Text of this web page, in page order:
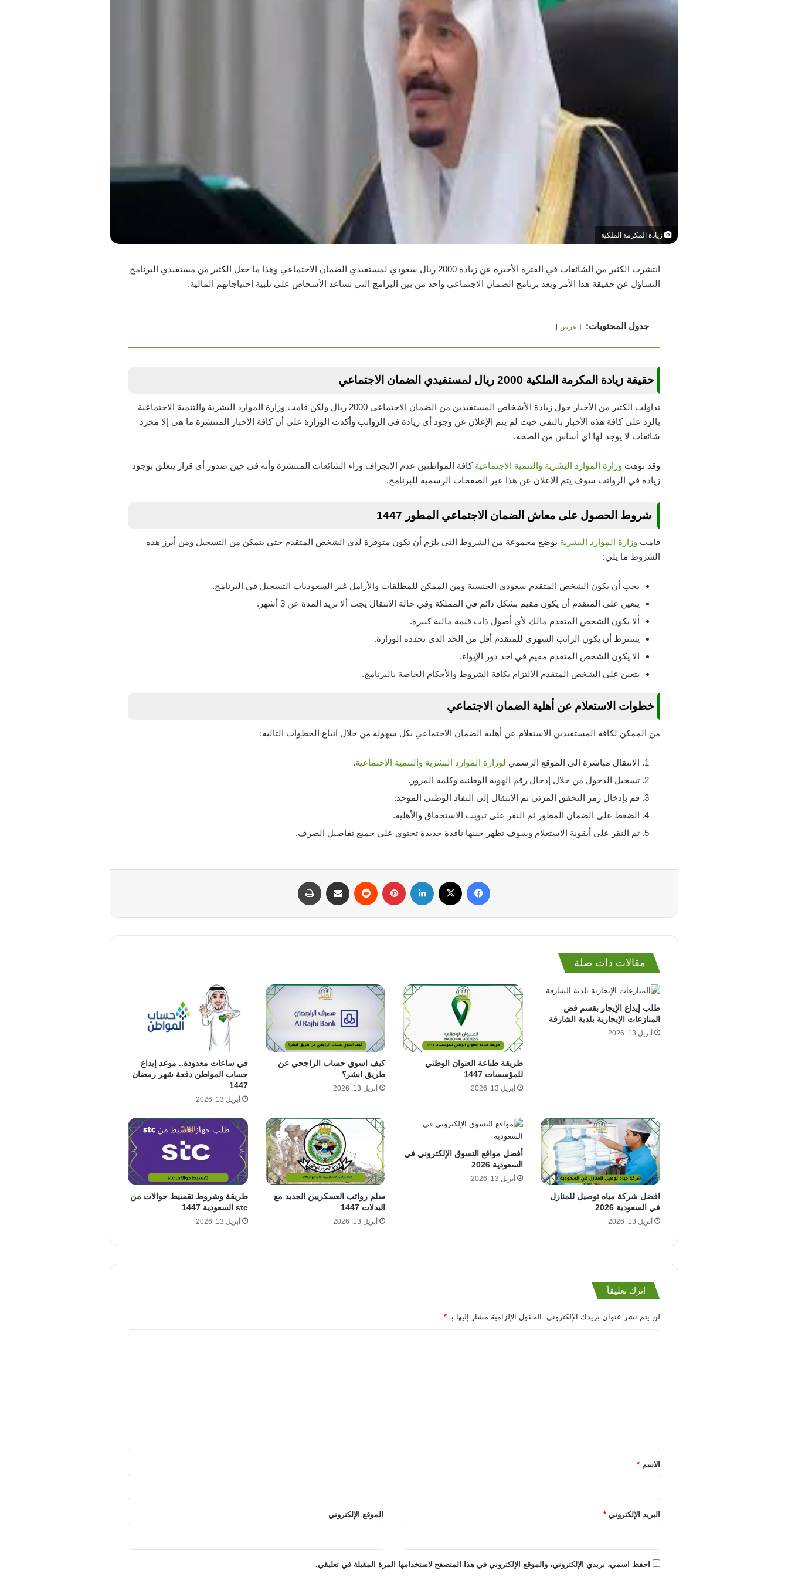
زيادة المكرمة الملكية
انتشرت الكثير من الشائعات في الفترة الأخيرة عن زيادة 2000 ريال سعودي لمستفيدي الضمان الاجتماعي وهذا ما جعل الكثير من مستفيدي البرنامج
التساؤل عن حقيقة هذا الأمر ويعد برنامج الضمان الاجتماعي واحد من بين البرامج التي تساعد الأشخاص على تلبية احتياجاتهم المالية.
جدول المحتويات: عرض
حقيقة زيادة المكرمة الملكية 2000 ريال لمستفيدي الضمان الاجتماعي
تداولت الكثير من الأخبار حول زيادة الأشخاص المستفيدين من الضمان الاجتماعي 2000 ريال ولكن قامت وزارة الموارد البشرية والتنمية الاجتماعية
بالرد على كافة هذه الأخبار بالنفي حيث لم يتم الإعلان عن وجود أي زيادة في الرواتب وأكدت الوزارة على أن كافة الأخبار المنتشرة ما هي إلا مجرد
شائعات لا يوجد لها أي أساس من الصحة.
وقد نوهت وزارة الموارد البشرية والتنمية الاجتماعية كافة المواطنين عدم الانجراف وراء الشائعات المنتشرة وأنه في حين صدور أي قرار يتعلق بوجود
زيادة في الرواتب سوف يتم الإعلان عن هذا عبر الصفحات الرسمية للبرنامج.
شروط الحصول على معاش الضمان الاجتماعي المطور 1447
قامت وزارة الموارد البشرية بوضع مجموعة من الشروط التي يلزم أن تكون متوفرة لدى الشخص المتقدم حتى يتمكن من التسجيل ومن أبرز هذه
الشروط ما يلي:
يجب أن يكون الشخص المتقدم سعودي الجنسية ومن الممكن للمطلقات والأرامل غير السعوديات التسجيل في البرنامج.
يتعين على المتقدم أن يكون مقيم بشكل دائم في المملكة وفي حالة الانتقال يجب ألا تزيد المدة عن 3 أشهر.
ألا يكون الشخص المتقدم مالك لأي أصول ذات قيمة مالية كبيرة.
يشترط أن يكون الراتب الشهري للمتقدم أقل من الحد الذي تحدده الوزارة.
ألا يكون الشخص المتقدم مقيم في أحد دور الإيواء.
يتعين على الشخص المتقدم الالتزام بكافة الشروط والأحكام الخاصة بالبرنامج.
خطوات الاستعلام عن أهلية الضمان الاجتماعي
من الممكن لكافة المستفيدين الاستعلام عن أهلية الضمان الاجتماعي بكل سهولة من خلال اتباع الخطوات التالية:
الانتقال مباشرة إلى الموقع الرسمي لوزارة الموارد البشرية والتنمية الاجتماعية.
تسجيل الدخول من خلال إدخال رقم الهوية الوطنية وكلمة المرور.
قم بإدخال رمز التحقق المرئي ثم الانتقال إلى النفاذ الوطني الموحد.
الضغط على الضمان المطور ثم النقر على تبويب الاستحقاق والأهلية.
ثم النقر على أيقونة الاستعلام وسوف تظهر حينها نافذة جديدة تحتوي على جميع تفاصيل الصرف.
فيسبوك لينكدإن بينتيريست مشاركة عبر البريد
مقالات ذات صلة
طلب إيداع الإيجار بقسم فض
المنازعات الإيجارية بلدية الشارقة
أبريل 13, 2026
طريقة طباعة العنوان الوطني
للمؤسسات 1447
أبريل 13, 2026
كيف اسوي حساب الراجحي عن
طريق ابشر؟
أبريل 13, 2026
في ساعات معدودة.. موعد إيداع
حساب المواطن دفعة شهر رمضان
1447
أبريل 13, 2026
افضل شركة مياه توصيل للمنازل
في السعودية 2026
أبريل 13, 2026
أفضل مواقع التسوق الإلكتروني في
السعودية 2026
أبريل 13, 2026
سلم رواتب العسكريين الجديد مع
البدلات 1447
أبريل 13, 2026
طريقة وشروط تقسيط جوالات من
stc السعودية 1447
أبريل 13, 2026
اترك تعليقاً
لن يتم نشر عنوان بريدك الإلكتروني. الحقول الإلزامية مشار إليها بـ *
*الاسم *
البريد الإلكتروني * الموقع الإلكتروني
احفظ اسمي، بريدي الإلكتروني، والموقع الإلكتروني في هذا المتصفح لاستخدامها المرة المقبلة في تعليقي.